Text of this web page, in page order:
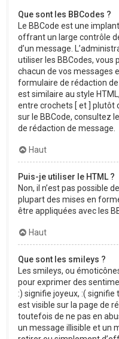
Que sont les BBCodes ?
Le BBCode est une
offrant un large contrôle
d’un message.
utiliser les BBCodes, vous
chacun de vos messages
formulaire de rédaction
est similaire au style
entre crochets [ et ] plutôt
sur le BBCode, consultez
de rédaction de message.
Haut
Puis-je utiliser le HTML ?
Non, il n’est pas possible
plupart des mises en
être appliquées avec les
Haut
Que sont les smileys ?
Les smileys, ou
pour exprimer des
:) signifie joyeux, :(
est visible sur la page de
toutefois de ne pas en
un message illisible et un